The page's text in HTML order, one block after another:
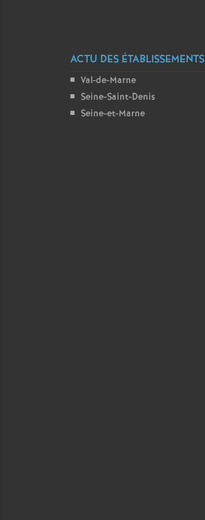
ACTU DES ÉTABLISSEMENTS
Val-de-Marne
Seine-Saint-Denis
Seine-et-Marne